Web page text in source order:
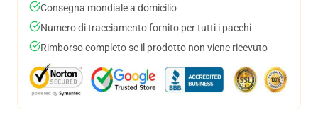
Consegna mondiale a domicilio
Numero di tracciamento fornito per tutti i pacchi
Rimborso completo se il prodotto non viene ricevuto